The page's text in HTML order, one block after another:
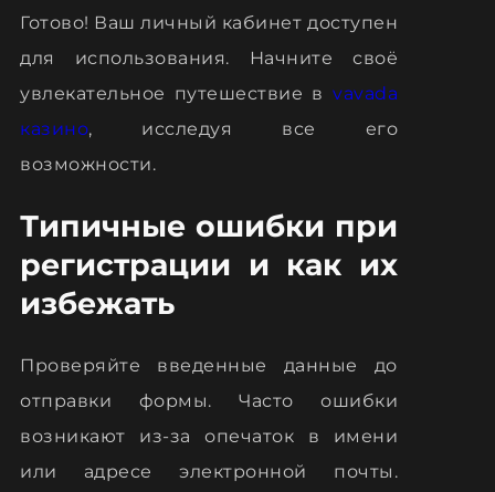
Готово! Ваш личный кабинет доступен
для использования. Начните своё
увлекательное путешествие в vavada
казино, исследуя все его
возможности.
Типичные ошибки при
регистрации и как их
избежать
Проверяйте введенные данные до
отправки формы. Часто ошибки
возникают из-за опечаток в имени
или адресе электронной почты.